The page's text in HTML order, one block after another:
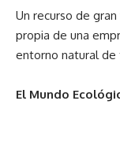
Un recurso de
propia de una
entorno natural de
El Mundo